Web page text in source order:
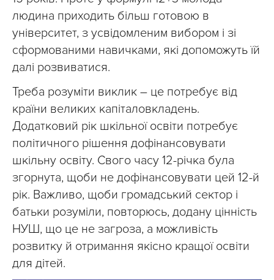
людина приходить більш готовою в
університет, з усвідомленим вибором і зі
сформованими навичками, які допоможуть їй
далі розвиватися.
Треба розуміти виклик – це потребує від
країни великих капіталовкладень.
Додатковий рік шкільної освіти потребує
політичного рішення дофінансовувати
шкільну освіту. Свого часу 12-річка була
згорнута, щоби не дофінансовувати цей 12-й
рік. Важливо, щоби громадський сектор і
батьки розуміли, повторюсь, додану цінність
НУШ, що це не загроза, а можливість
розвитку й отримання якісно кращої освіти
для дітей.